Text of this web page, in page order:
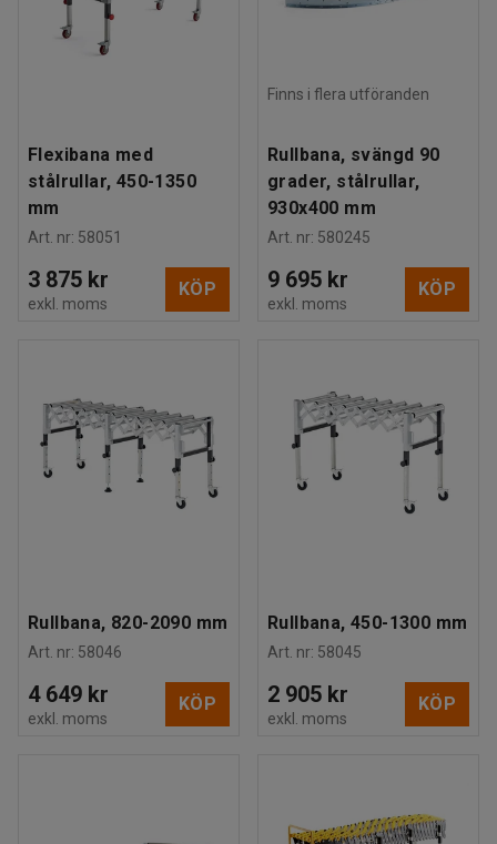
Flexibana med
stålrullar, 450-1350
mm
Art. nr: 58051
3 875 kr
exkl. moms
KÖP
Finns i flera utföranden
Rullbana, svängd 90
grader, stålrullar,
930x400 mm
Art. nr: 580245
9 695 kr
exkl. moms
KÖP
Rullbana, 820-2090 mm
Art. nr: 58046
4 649 kr
exkl. moms
KÖP
Rullbana, 450-1300 mm
Art. nr: 58045
2 905 kr
exkl. moms
KÖP